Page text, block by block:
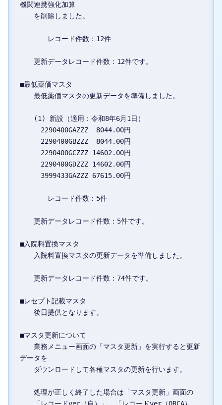
機関連携強化加算
を削除しました。
レコード件数：12件
更新データレコード件数：12件です。
■最低薬価マスタ
最低薬価マスタの更新データを準備しました。
(1) 新設（適用：令和8年6月1日）
2290400GAZZZ  8044.00円
2290400GBZZZ  8044.00円
2290400GCZZZ 14602.00円
2290400GDZZZ 14602.00円
3999433GAZZZ 67615.00円
レコード件数：5件
更新データレコード件数：5件です。
■入院料置換マスタ
入院料置換マスタの更新データを準備しました。
更新データレコード件数：74件です。
■レセプト記載マスタ
後日提供となります。
■マスタ更新について
業務メニュー画面の「マスタ更新」を実行すると更新
データを
ダウンロードして各種マスタの更新を行います。
処理が正しく終了した場合は「マスタ更新」画面の